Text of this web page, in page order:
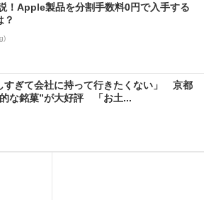
！Apple製品を分割手数料0円で入手する
？
すぎて会社に持って行きたくない」 京都
な銘菓”が大好評 「お土...